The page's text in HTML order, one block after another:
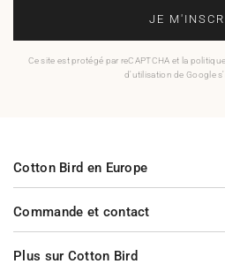
JE
Ce site est protégé par reCAPTCHA et la
d'utilisation de Google
Commande et contact
Plus sur Cotton Bird
Cotton Bird en Europe